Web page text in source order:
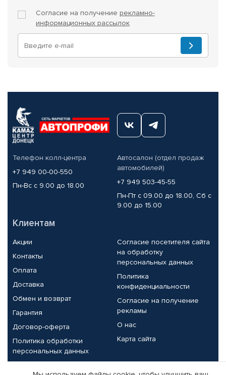
Согласие на получение рекламно-
информационных рассылок
Телефон колл-центра
+7 949 00-00-550
Пн-Вс с 9.00 до 18.00
Автосалон (отдел продаж
автомобилей)
+7 949 503-45-55
Пн-Пт с 09.00 до 18.00, Сб с
9.00 до 15.00
Клиентам
Акции
Контакты
Оплата
Доставка
Обмен и возврат
Гарантия
Договор-оферта
Политика обработки
персональных данных
Согласие посетителя сайта
на обработку
персональных данных
Политика
конфиденциальности
Согласие на получение
рекламы
О нас
Карта сайта